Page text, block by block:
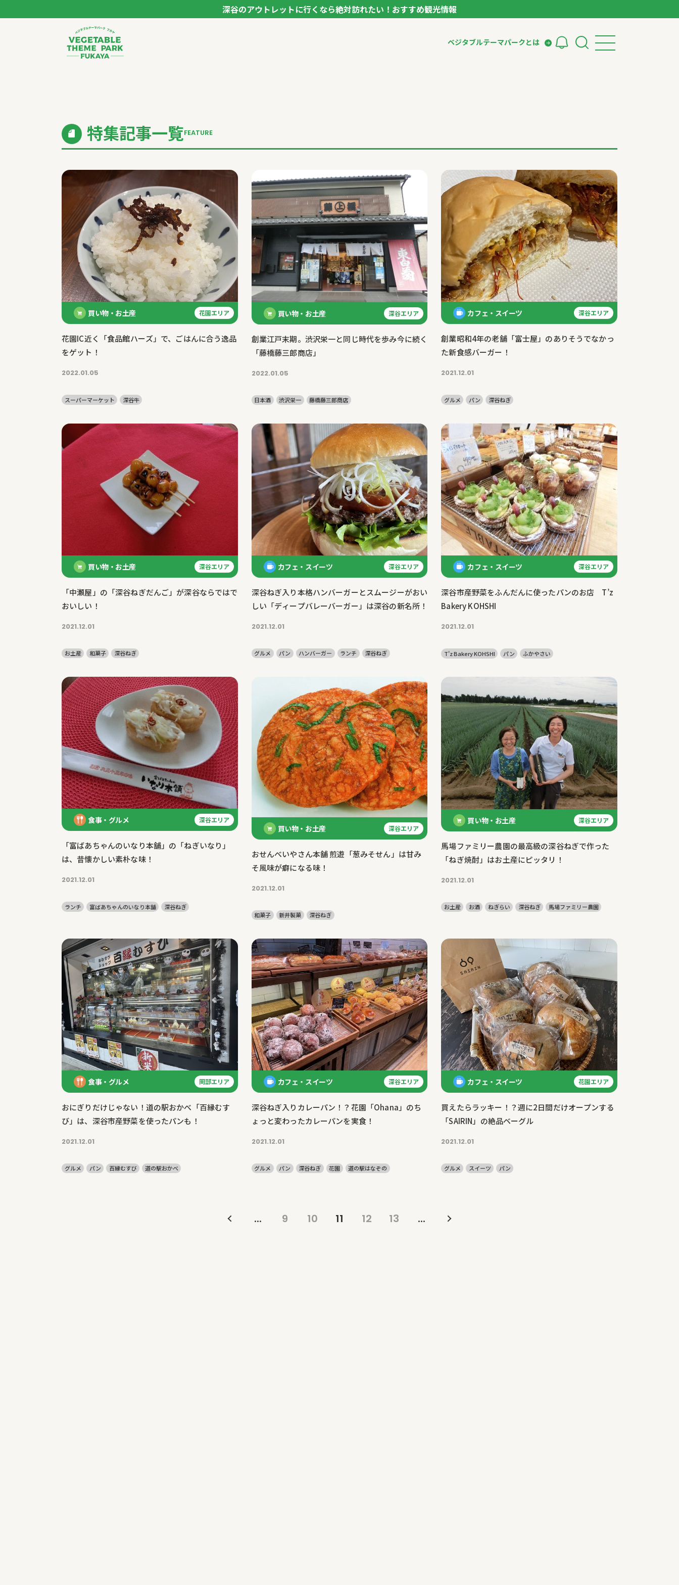
深谷のアウトレットに行くなら絶対訪れたい！おすすめ観光情報
ベジタブルテーマパークとは
スポット
イベント
体験
特集記事
レシピ集
特集記事一覧FEATURE
買い物・お土産 花園エリア
花園IC近く「食品館ハーズ」で、ごはんに合う逸品
をゲット！
2022.01.05
スーパーマーケット 深谷牛
買い物・お土産 深谷エリア
創業江戸末期。渋沢栄一と同じ時代を歩み今に続く
「藤橋藤三郎商店」
2022.01.05
日本酒 渋沢栄一 藤橋藤三郎商店
カフェ・スイーツ 深谷エリア
創業昭和4年の老舗「富士屋」のありそうでなかっ
た新食感バーガー！
2021.12.01
グルメ パン 深谷ねぎ
買い物・お土産 深谷エリア
「中瀬屋」の「深谷ねぎだんご」が深谷ならではで
おいしい！
2021.12.01
お土産 和菓子 深谷ねぎ
カフェ・スイーツ 深谷エリア
深谷ねぎ入り本格ハンバーガーとスムージーがおい
しい「ディープバレーバーガー」は深谷の新名所！
2021.12.01
グルメ パン ハンバーガー ランチ 深谷ねぎ
カフェ・スイーツ 深谷エリア
深谷市産野菜をふんだんに使ったパンのお店 T’z
Bakery KOHSHI
2021.12.01
T'z Bakery KOHSHI パン ふかやさい
食事・グルメ 深谷エリア
「富ばあちゃんのいなり本舗」の「ねぎいなり」
は、昔懐かしい素朴な味！
2021.12.01
ランチ 富ばあちゃんのいなり本舗 深谷ねぎ
買い物・お土産 深谷エリア
おせんべいやさん本舗 煎遊「葱みそせん」は甘み
そ風味が癖になる味！
2021.12.01
和菓子 新井製菓 深谷ねぎ
買い物・お土産 深谷エリア
馬場ファミリー農園の最高級の深谷ねぎで作った
「ねぎ焼酎」はお土産にピッタリ！
2021.12.01
お土産 お酒 ねぎらい 深谷ねぎ 馬場ファミリー農園
食事・グルメ 岡部エリア
おにぎりだけじゃない！道の駅おかべ「百縁むす
び」は、深谷市産野菜を使ったパンも！
2021.12.01
グルメ パン 百縁むすび 道の駅おかべ
カフェ・スイーツ 深谷エリア
深谷ねぎ入りカレーパン！？花園「Ohana」のち
ょっと変わったカレーパンを実食！
2021.12.01
グルメ パン 深谷ねぎ 花園 道の駅はなぞの
カフェ・スイーツ 花園エリア
買えたらラッキー！？週に2日間だけオープンする
「SAIRIN」の絶品ベーグル
2021.12.01
グルメ スイーツ パン
... 9 10 11 12 13 ...